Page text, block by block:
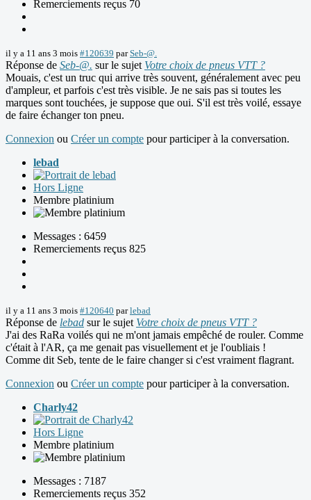
Remerciements reçus 70
il y a 11 ans 3 mois #120639 parSeb-@.
Réponse de Seb-@. sur le sujet Votre choix de pneus VTT ?
Mouais, c'est un truc qui arrive très souvent, généralement avec peu
d'ampleur, et parfois c'est très visible. Je ne sais pas si toutes les
marques sont touchées, je suppose que oui. S'il est très voilé, essaye
de faire échanger ton pneu.
Connexion ou Créer un compte pour participer à la conversation.
lebad
Hors Ligne
Membre platinium
Messages : 6459
Remerciements reçus 825
il y a 11 ans 3 mois #120640 parlebad
Réponse de lebad sur le sujet Votre choix de pneus VTT ?
J'ai des RaRa voilés qui ne m'ont jamais empêché de rouler. Comme
c'était à l'AR, ça me genait pas visuellement et je l'oubliais !
Comme dit Seb, tente de le faire changer si c'est vraiment flagrant.
Connexion ou Créer un compte pour participer à la conversation.
Charly42
Hors Ligne
Membre platinium
Messages : 7187
Remerciements reçus 352